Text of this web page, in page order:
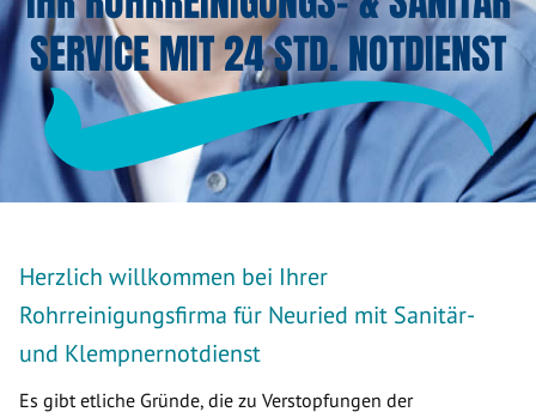
SERVICE MIT 24 STD. NOTDIENST
Herzlich willkommen bei Ihrer
Rohrreinigungsfirma für Neuried mit Sanitär-
und Klempnernotdienst
Es gibt etliche Gründe, die zu Verstopfungen der